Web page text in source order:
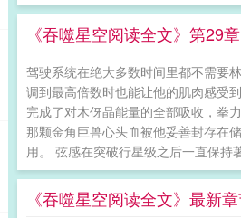
《吞噬星空阅读全文》第29
驾驶系统在绝大多数时间里都不需要
调到最高倍数时也能让他的肌肉感受
完成了对木伢晶能量的全部吸收，拳
那颗金角巨兽心头血被他妥善封存在
用。 弦感在突破行星级之后一直保
《吞噬星空阅读全文》最新